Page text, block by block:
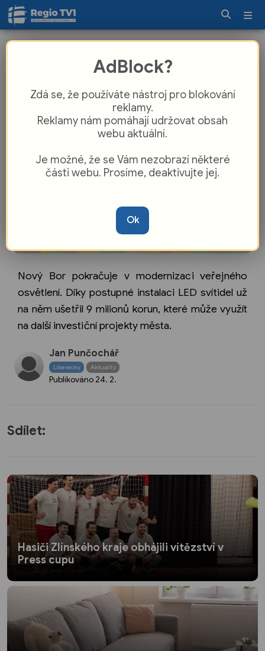
ušetřil 9 milionů
Nový Bor pokračuje v modernizaci veřejného
osvětlení. Díky postupné instalaci LED svítidel už
na něm ušetřil 9 milionů korun, které může využít
na další investiční projekty města.
Jan Punčochář
Liberecký Aktuality
Publikováno 24. 2.
Sdílet:
Hasiči Zlínského kraje obhájili vítězství v
Press cupu
AdBlock?
Zdá se, že používáte nástroj pro blokování
reklamy.
Reklamy nám pomáhají udržovat obsah
webu aktuální.
Je možné, že se Vám nezobrazí některé
části webu. Prosíme, deaktivujte jej.
Ok